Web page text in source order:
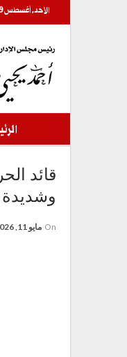
الأحد, أغسطس 9, 2026
قائد
وشديدة
On مايو 11, 2026